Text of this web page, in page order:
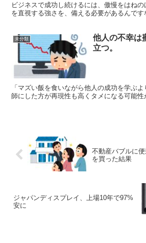
ビジネスで成功し続けるには、傲慢をはね
を直視する強さを、備える必要があるんです
未分類
他人の不幸は
立つ。
「マズい飯を食いながら他人の成功を学ぶ
師にした方が再現性も高くタメになる可能性
不動産バブルに
を買った結果
ジャパンディスプレイ、上場10年で97%
安に